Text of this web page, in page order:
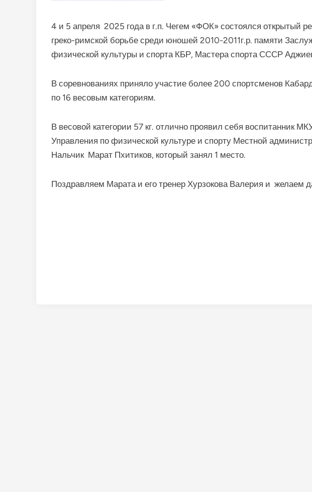
4 и 5 апреля 2025 года в г.п. Чегем «ФОК» состоялся открытый
греко-римской борьбе среди юношей 2010-2011г.р. памяти
физической культуры и спорта КБР, Мастера спорта СССР
В соревнованиях приняло участие более 200 спортсменов
по 16 весовым категориям.
В весовой категории 57 кг. отлично проявил себя воспитанник
Управления по физической культуре и спорту Местной
Нальчик Марат Пхитиков, который занял 1 место.
Поздравляем Марата и его тренер Хурзокова Валерия и желаем